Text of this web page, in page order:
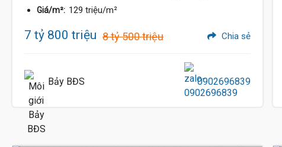
Giá/m²: 129 triệu/m²
7 tỷ 800 triệu 8 tỷ 500 triệu Chia sẻ
Bảy BĐS 0902696839